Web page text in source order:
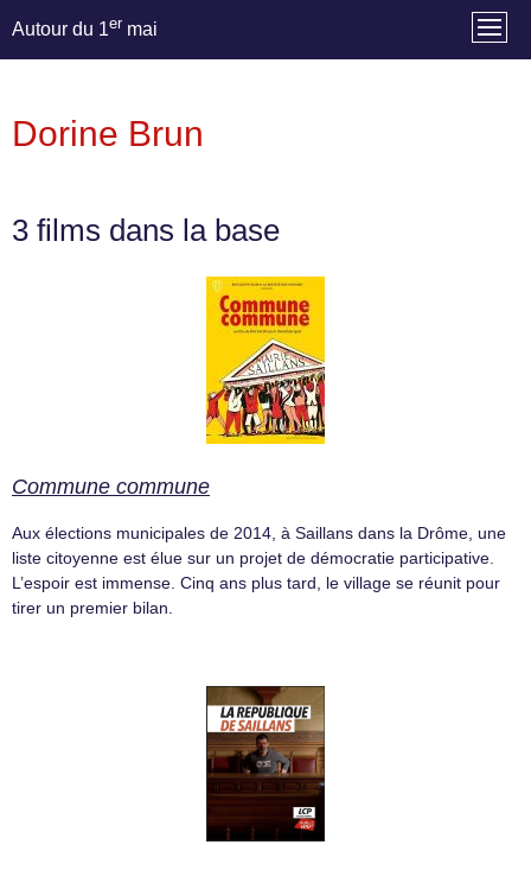
Autour du 1er mai
Dorine Brun
3 films dans la base
Commune commune
Aux élections municipales de 2014, à Saillans dans la Drôme, une
liste citoyenne est élue sur un projet de démocratie participative.
L’espoir est immense. Cinq ans plus tard, le village se réunit pour
tirer un premier bilan.